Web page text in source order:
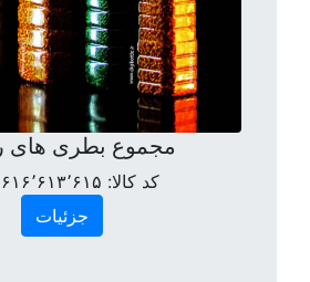
مجموع بطری های
کد کالا:
جزئیات